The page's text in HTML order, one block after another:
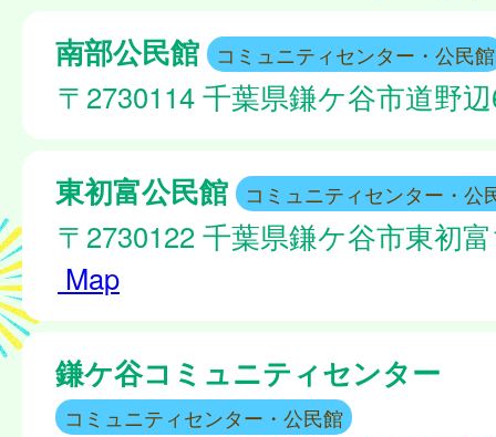
南部公民館 コミュニティセンター・公民館
〒2730114 千葉県鎌ケ谷市道野
東初富公民館 コミュニティセンター・公
〒2730122 千葉県鎌ケ谷市東初
Map
鎌ケ谷コミュニティセンター
コミュニティセンター・公民館